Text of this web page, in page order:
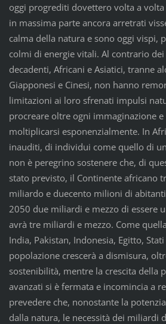
oggi progrediti dovettero volta a
in massima parte ancora arretrati
calma della natura e sono oggi vispi,
colmi di energie vitali. Al contrario
decadenti, Africani e Asiatici, tranne
Giapponesi e Cinesi, non hanno
limitazioni ai loro sfrenati impulsi
procreare oltre ogni immaginazione e
moltiplicarsi esponenzialmente. In
inauditi, di individui come quello di
non è peregrino sostenere che, di
stato previsto, il Continente africano
miliardo e duecento milioni di
2050 due miliardi e mezzo di essere
avrà tre miliardi e mezzo. Come
India, Pakistan, Indonesia, Egitto,
popolazione crescerà a dismisura,
sostenibilità, mentre la crescita della
avanzati si è fermata e incomincia a
prevedere che, nonostante la
dalla natura, le necessità dei miliardi